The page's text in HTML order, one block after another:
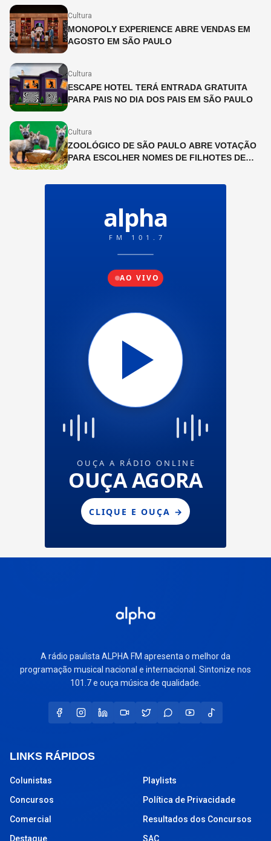
Cultura
MONOPOLY EXPERIENCE ABRE VENDAS EM
AGOSTO EM SÃO PAULO
Cultura
ESCAPE HOTEL TERÁ ENTRADA GRATUITA
PARA PAIS NO DIA DOS PAIS EM SÃO PAULO
Cultura
ZOOLÓGICO DE SÃO PAULO ABRE VOTAÇÃO
PARA ESCOLHER NOMES DE FILHOTES DE
A rádio paulista ALPHA FM apresenta o melhor da
programação musical nacional e internacional. Sintonize nos
101.7 e ouça música de qualidade.
LINKS RÁPIDOS
Colunistas
Concursos
Comercial
Destaque
Playlists
Política de Privacidade
Resultados dos Concursos
SAC